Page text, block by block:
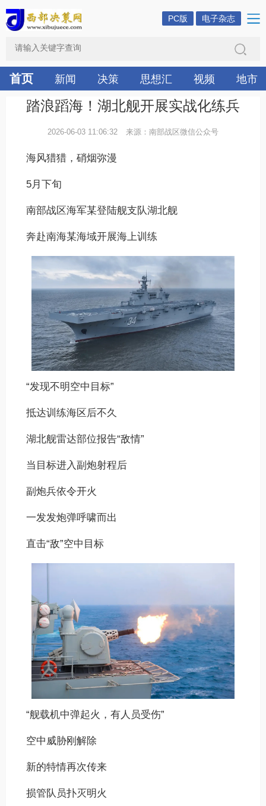
PC版 电子杂志
首页 新闻 决策 思想汇 视频 地市
踏浪蹈海！湖北舰开展实战化练兵
2026-06-03 11:06:32 来源：南部战区微信公众号
海风猎猎，硝烟弥漫
5月下旬
南部战区海军某登陆舰支队湖北舰
奔赴南海某海域开展海上训练
“发现不明空中目标”
抵达训练海区后不久
湖北舰雷达部位报告“敌情”
当目标进入副炮射程后
副炮兵依令开火
一发发炮弹呼啸而出
直击“敌”空中目标
“舰载机中弹起火，有人员受伤”
空中威胁刚解除
新的特情再次传来
损管队员扑灭明火